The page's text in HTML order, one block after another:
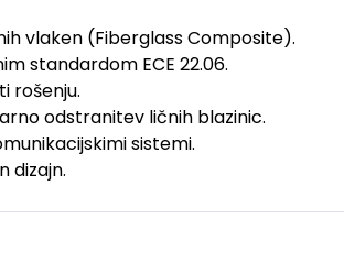
vlaken (Fiberglass Composite).
standardom ECE 22.06.
rošenju.
odstranitev ličnih blazinic.
sistemi.
dizajn.